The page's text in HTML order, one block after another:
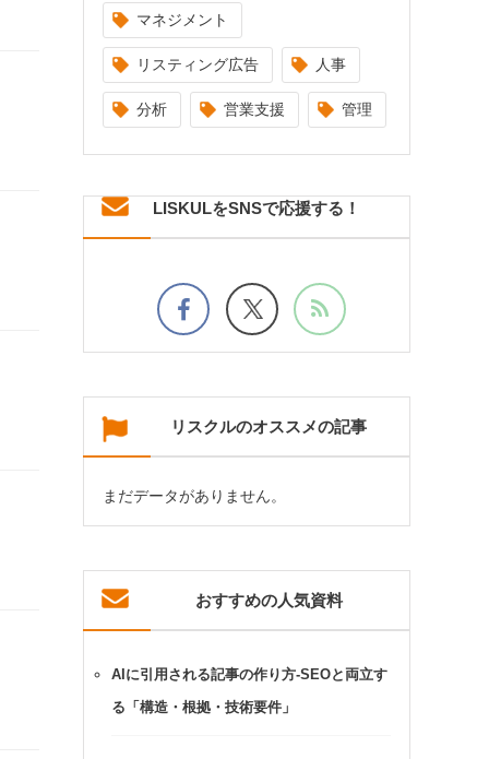
マネジメント
リスティング広告 人事
分析 営業支援 管理
LISKULをSNSで応援する！
リスクルのオススメの記事
まだデータがありません。
おすすめの人気資料
AIに引用される記事の作り方-SEOと両立す
る「構造・根拠・技術要件」